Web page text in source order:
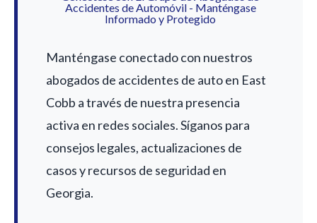
Accidentes de Automóvil - Manténgase
Informado y Protegido
Manténgase conectado con nuestros
abogados de accidentes de auto en East
Cobb a través de nuestra presencia
activa en redes sociales. Síganos para
consejos legales, actualizaciones de
casos y recursos de seguridad en
Georgia.